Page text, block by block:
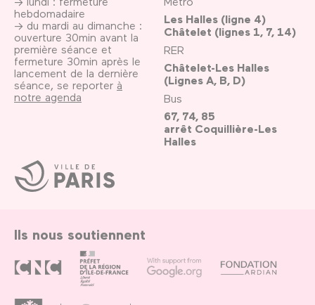
Ville
de
Paris
hebdomadaire
→ du mardi au dimanche :
ouverture 30min avant la
première séance et
fermeture 30min après le
lancement de la dernière
séance, se reporter à
notre agenda
Les Halles (ligne 4)
Châtelet (lignes 1, 7, 14)
RER
Châtelet-Les Halles
(Lignes A, B, D)
Bus
67, 74, 85
arrêt Coquillière-Les
Halles
Ils nous soutiennent